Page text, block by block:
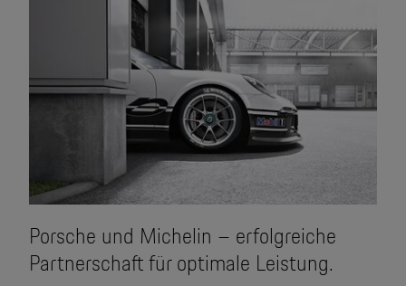
Porsche und Michelin – erfolgreiche
Partnerschaft für optimale Leistung.